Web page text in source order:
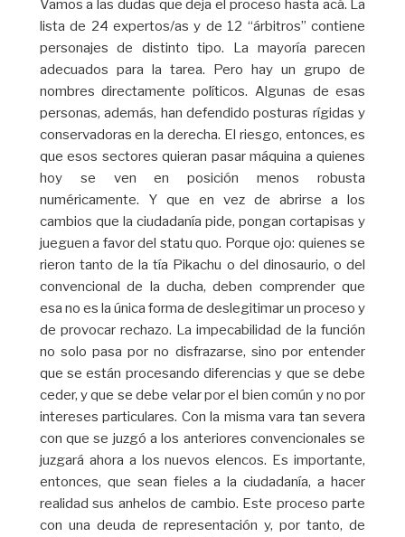
Vamos a las dudas que deja el proceso hasta acá. La
lista de 24 expertos/as y de 12 “árbitros” contiene
personajes de distinto tipo. La mayoría parecen
adecuados para la tarea. Pero hay un grupo de
nombres directamente políticos. Algunas de esas
personas, además, han defendido posturas rígidas y
conservadoras en la derecha. El riesgo, entonces, es
que esos sectores quieran pasar máquina a quienes
hoy se ven en posición menos robusta
numéricamente. Y que en vez de abrirse a los
cambios que la ciudadanía pide, pongan cortapisas y
jueguen a favor del statu quo. Porque ojo: quienes se
rieron tanto de la tía Pikachu o del dinosaurio, o del
convencional de la ducha, deben comprender que
esa no es la única forma de deslegitimar un proceso y
de provocar rechazo. La impecabilidad de la función
no solo pasa por no disfrazarse, sino por entender
que se están procesando diferencias y que se debe
ceder, y que se debe velar por el bien común y no por
intereses particulares. Con la misma vara tan severa
con que se juzgó a los anteriores convencionales se
juzgará ahora a los nuevos elencos. Es importante,
entonces, que sean fieles a la ciudadanía, a hacer
realidad sus anhelos de cambio. Este proceso parte
con una deuda de representación y, por tanto, de